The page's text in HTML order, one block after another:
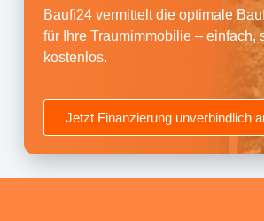
Baufi24 vermittelt die optimale
für Ihre Traumimmobilie – einfach,
kostenlos.
Jetzt Finanzierung unverbindlich